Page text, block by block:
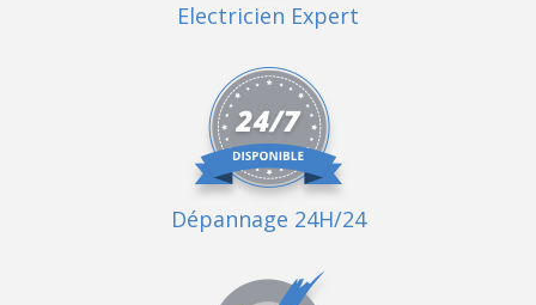
Electricien Expert
Dépannage 24H/24